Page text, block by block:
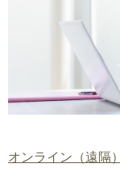
オンライン（遠隔